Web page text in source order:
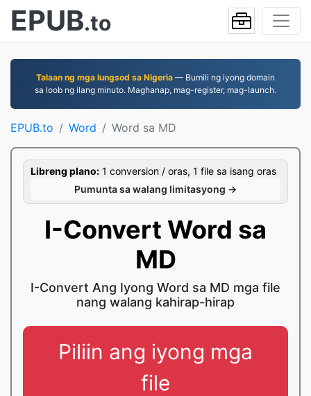
EPUB.to
Talaan ng mga lungsod sa Nigeria — Bumili ng iyong domain
sa loob ng ilang minuto. Maghanap, mag-register, mag-launch.
EPUB.to Word Word sa MD
Libreng plano: 1 conversion / oras, 1 file sa isang oras
Pumunta sa walang limitasyong →
I-Convert Word sa
MD
I-Convert Ang Iyong Word sa MD mga file
nang walang kahirap-hirap
Piliin ang iyong mga
file